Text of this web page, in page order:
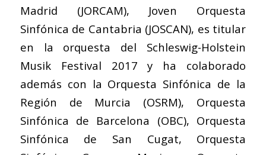
Madrid (JORCAM), Joven Orquesta
Sinfónica de Cantabria (JOSCAN), es titular
en la orquesta del Schleswig-Holstein
Musik Festival 2017 y ha colaborado
además con la Orquesta Sinfónica de la
Región de Murcia (OSRM), Orquesta
Sinfónica de Barcelona (OBC), Orquesta
Sinfónica de San Cugat, Orquesta